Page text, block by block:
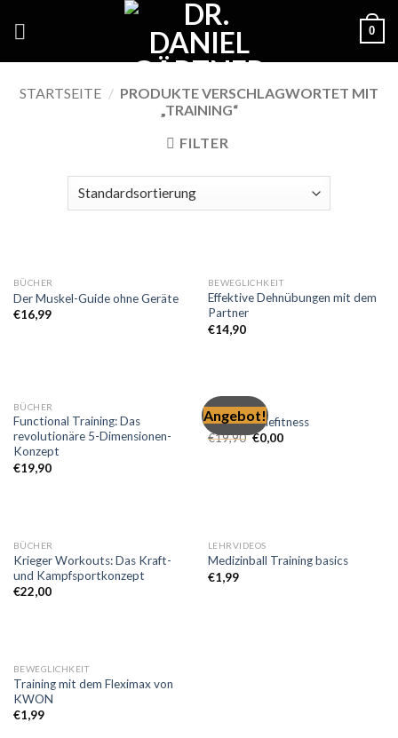
0
STARTSEITE / PRODUKTE VERSCHLAGWORTET MIT
„TRAINING“
FILTER
BÜCHER
Der Muskel-Guide ohne Geräte
€16,99
BEWEGLICHKEIT
Effektive Dehnübungen mit dem
Partner
€14,90
BÜCHER
Functional Training: Das
revolutionäre 5-Dimensionen-
Konzept
€19,90
Angebot!
FREE
KIBO Onlinefitness
€19,90 €0,00
BÜCHER
Krieger Workouts: Das Kraft-
und Kampfsportkonzept
€22,00
LEHRVIDEOS
Medizinball Training basics
€1,99
BEWEGLICHKEIT
Training mit dem Fleximax von
KWON
€1,99